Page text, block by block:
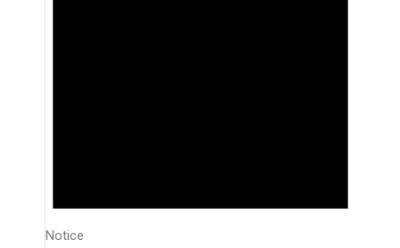
Notice